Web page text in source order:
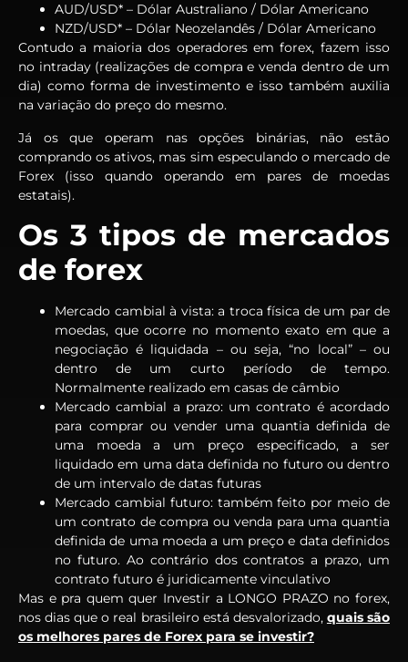
AUD/USD* – Dólar Australiano / Dólar Americano
NZD/USD* – Dólar Neozelandês / Dólar Americano
Contudo a maioria dos operadores em forex, fazem isso
no intraday (realizações de compra e venda dentro de um
dia) como forma de investimento e isso também auxilia
na variação do preço do mesmo.
Já os que operam nas opções binárias, não estão
comprando os ativos, mas sim especulando o mercado de
Forex (isso quando operando em pares de moedas
estatais).
Os 3 tipos de mercados
de forex
Mercado cambial à vista: a troca física de um par de
moedas, que ocorre no momento exato em que a
negociação é liquidada – ou seja, “no local” – ou
dentro de um curto período de tempo.
Normalmente realizado em casas de câmbio
Mercado cambial a prazo: um contrato é acordado
para comprar ou vender uma quantia definida de
uma moeda a um preço especificado, a ser
liquidado em uma data definida no futuro ou dentro
de um intervalo de datas futuras
Mercado cambial futuro: também feito por meio de
um contrato de compra ou venda para uma quantia
definida de uma moeda a um preço e data definidos
no futuro. Ao contrário dos contratos a prazo, um
contrato futuro é juridicamente vinculativo
Mas e pra quem quer Investir a LONGO PRAZO no forex,
nos dias que o real brasileiro está desvalorizado, quais são
os melhores pares de Forex para se investir?